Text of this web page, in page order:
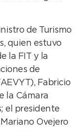
de Turismo
quien estuvo
la FIT y la
de
Fabricio
la Cámara
el presidente
Ovejero